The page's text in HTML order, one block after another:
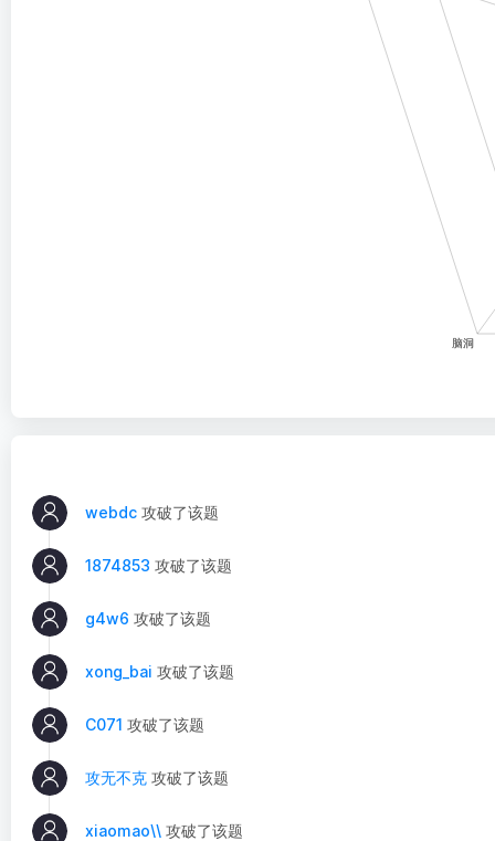
webdc 攻破了该题
1874853 攻破了该题
g4w6 攻破了该题
xong_bai 攻破了该题
C071 攻破了该题
攻无不克 攻破了该题
xiaomao\\ 攻破了该题